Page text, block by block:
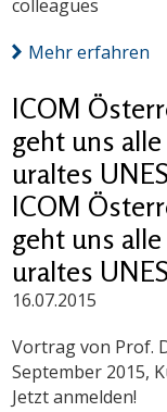
colleagues
Mehr erfahren
ICOM
geht uns
uraltes
ICOM
geht uns
uraltes
16.07.2015
Vortrag von Prof.
September 2015,
Jetzt anmelden!